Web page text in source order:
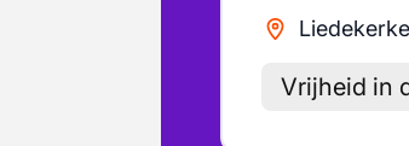
Liedekerke
Vrijheid in